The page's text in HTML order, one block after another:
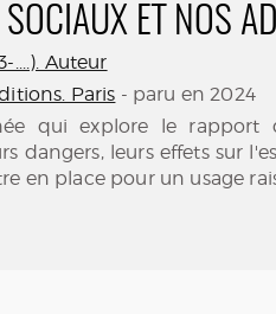
SOCIAUX ET NOS
....). Auteur
Paris - paru en 2024
qui explore le rapport
dangers, leurs effets sur
en place pour un usage